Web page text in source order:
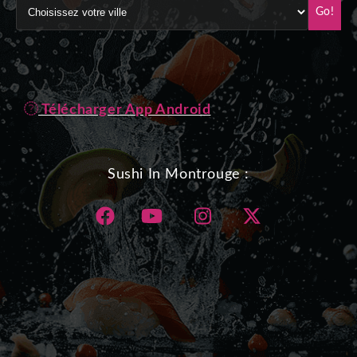
Go!
Télécharger App Android
Sushi In Montrouge :